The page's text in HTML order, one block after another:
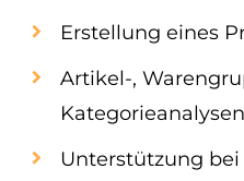
Erstellung eines
Artikel-,
Kategorieanalysen
Unterstützung